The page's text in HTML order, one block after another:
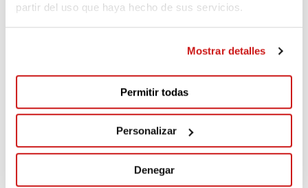
partir del uso que haya hecho de sus servicios.
Mostrar detalles
Permitir todas
Personalizar
Denegar
FRANCISCO JAVIER
Hace 2.057 días
Pels #KMSxELA de la Marató del Dani i el Ramon.
Moltes gràcies als dos i enhorabona!!